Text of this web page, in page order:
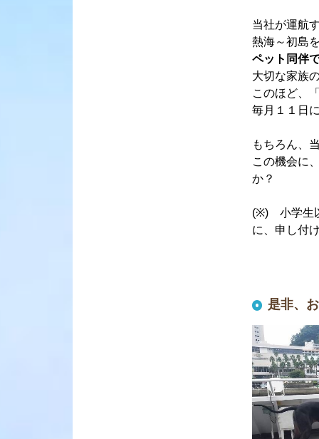
当社が運航
熱海～初島
ペット同伴
大切な家族
このほど、
毎月１１日
もちろん、
この機会に
か？
(※) 小学生
に、申し付
是非、